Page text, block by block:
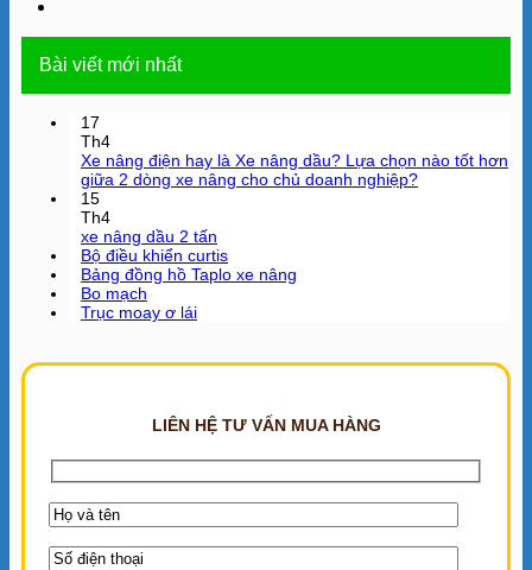
Bài viết mới nhất
17
Th4
Xe nâng điện hay là Xe nâng dầu? Lựa chọn nào tốt hơn
giữa 2 dòng xe nâng cho chủ doanh nghiệp?
15
Th4
xe nâng dầu 2 tấn
Bộ điều khiển curtis
Bảng đồng hồ Taplo xe nâng
Bo mạch
Trục moay ơ lái
LIÊN HỆ TƯ VẤN MUA HÀNG